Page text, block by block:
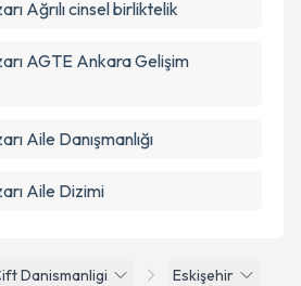
Danismanligi
Eskişehir
Ağrılı cinsel birliktelik
AGTE Ankara Gelişim
Aile Danışmanlığı
Aile Dizimi